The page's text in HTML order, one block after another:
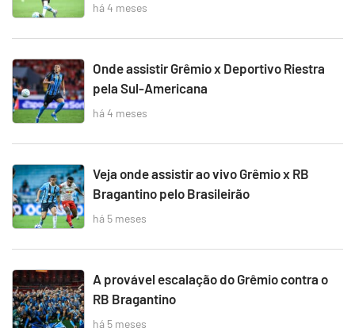
há 4 meses
Onde assistir Grêmio x Deportivo Riestra
pela Sul-Americana
há 4 meses
Veja onde assistir ao vivo Grêmio x RB
Bragantino pelo Brasileirão
há 5 meses
A provável escalação do Grêmio contra o
RB Bragantino
há 5 meses